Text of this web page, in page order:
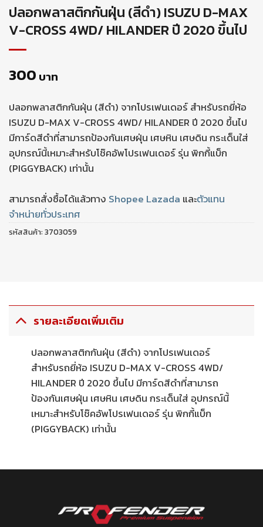
ปลอกพลาสติกกันฝุ่น (สีดำ) ISUZU D-MAX
V-CROSS 4WD/ HILANDER ปี 2020 ขึ้นไป
300 บาท
ปลอกพลาสติกกันฝุ่น (สีดำ) จากโปรเฟนเดอร์ สำหรับรถยี่ห้อ
ISUZU D-MAX V-CROSS 4WD/ HILANDER ปี 2020 ขึ้นไป
มีการ์ดสีดำที่สามารถป้องกันเศษฝุ่น เศษหิน เศษดิน กระเด็นใส่
อุปกรณ์นี้เหมาะสำหรับโช๊คอัพโปรเฟนเดอร์ รุ่น พิกกี้แบ็ก
(PIGGYBACK) เท่านั้น
สามารถสั่งซื้อได้แล้วทาง Shopee Lazada และตัวแทน
จำหน่ายทั่วประเทศ
รหัสสินค้า:3703059
รายละเอียดเพิ่มเติม
ปลอกพลาสติกกันฝุ่น (สีดำ) จากโปรเฟนเดอร์
สำหรับรถยี่ห้อ ISUZU D-MAX V-CROSS 4WD/
HILANDER ปี 2020 ขึ้นไป มีการ์ดสีดำที่สามารถ
ป้องกันเศษฝุ่น เศษหิน เศษดิน กระเด็นใส่ อุปกรณ์นี้
เหมาะสำหรับโช๊คอัพโปรเฟนเดอร์ รุ่น พิกกี้แบ็ก
(PIGGYBACK) เท่านั้น